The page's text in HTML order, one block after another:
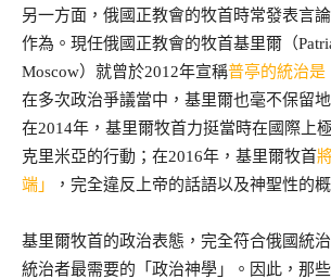
另一方面，俄國正教會的牧首時常發表言
作為。現任俄國正教會的牧首基里爾（
Moscow）就曾於2012年宣稱普亭的統治是
在多次政治爭議當中，基里爾也毫不保留
在2014年，基里爾牧首力挺當時在國際上
克里米亞的行動；在2016年，基里爾牧首
端」
，完全違反上帝的話語以及神聖性的概
基里爾牧首的政治表態，完全符合俄國統
統治者最需要的「政治神學」。因此，那